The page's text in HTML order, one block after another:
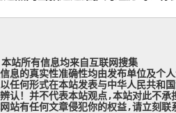
息均来自互联网搜集
息的真实性准确性均由发布单位及个人
任何形式在本站发表与中华人民共和
认！并不代表本站观点,本站对此不承
站有任何文章侵犯你的权益,请立刻